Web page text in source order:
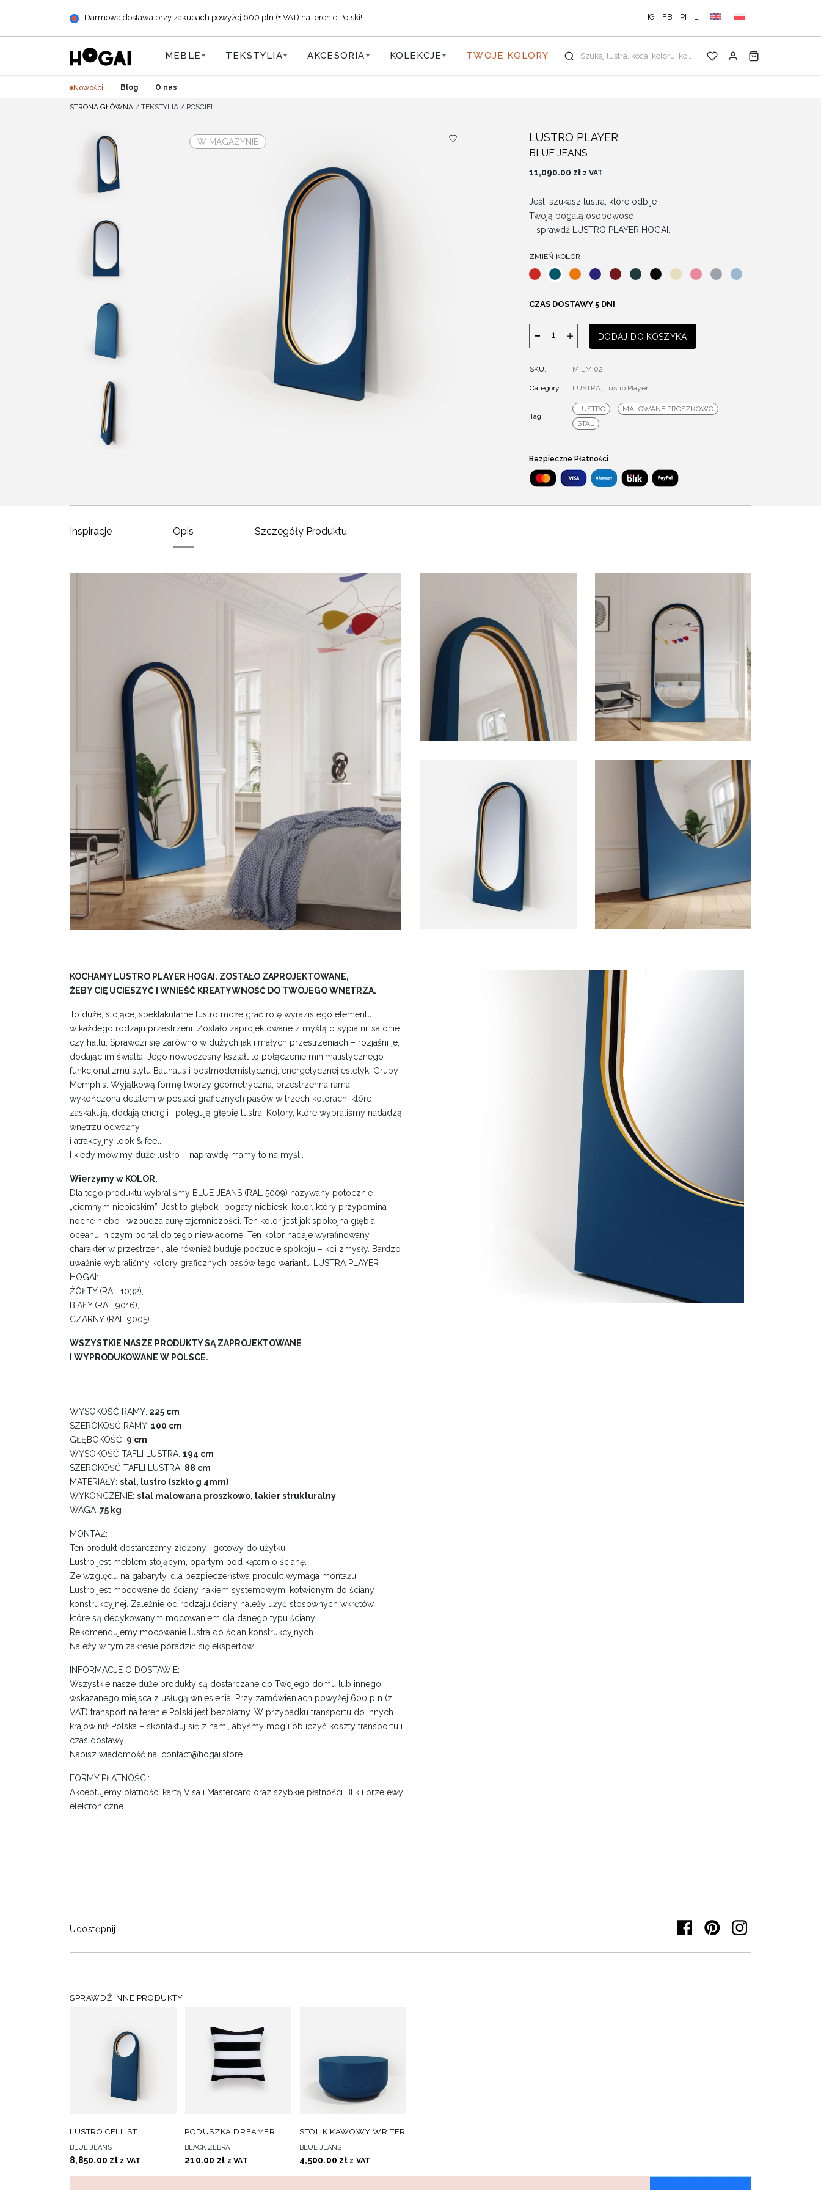
Darmowa dostawa przy zakupach powyżej 600 pln (+ VAT) na terenie Polski! IG FB PI LI
MEBLE TEKSTYLIA AKCESORIA KOLEKCJE TWOJE KOLORY Szukaj lustra, koca, koloru, kolekcji...
Nowości Blog O nas
STRONA GŁÓWNA / TEKSTYLIA / POŚCIEL
W MAGAZYNIE LUSTRO PLAYER
BLUE JEANS
11,090.00 zł z VAT
Jeśli szukasz lustra, które odbije
Twoją bogatą osobowość
– sprawdź LUSTRO PLAYER HOGAI.
ZMIEŃ KOLOR
CZAS DOSTAWY 5 DNI
ilość
Lustro
DODAJ DO KOSZYKA
SKU: M.LM.02
Category: LUSTRA, Lustro Player
Tag:
LUSTRO
MALOWANE PROSZKOWO
STAL
Bezpieczne Płatności
Inspiracje Opis Szczegóły Produktu
KOCHAMY LUSTRO PLAYER HOGAI. ZOSTAŁO ZAPROJEKTOWANE,
ŻEBY CIĘ UCIESZYĆ I WNIEŚĆ KREATYWNOŚĆ DO TWOJEGO WNĘTRZA.
To duże, stojące, spektakularne lustro może grać rolę wyrazistego elementu
w każdego rodzaju przestrzeni. Zostało zaprojektowane z myślą o sypialni, salonie
czy hallu. Sprawdzi się zarówno w dużych jak i małych przestrzeniach – rozjaśni je,
dodając im światła. Jego nowoczesny kształt to połączenie minimalistycznego
funkcjonalizmu stylu Bauhaus i postmodernistycznej, energetycznej estetyki Grupy
Memphis. Wyjątkową formę tworzy geometryczna, przestrzenna rama,
wykończona detalem w postaci graficznych pasów w trzech kolorach, które
zaskakują, dodają energii i potęgują głębię lustra. Kolory, które wybraliśmy nadadzą
wnętrzu odważny
i atrakcyjny look & feel.
I kiedy mówimy duże lustro – naprawdę mamy to na myśli.
Wierzymy w KOLOR.
Dla tego produktu wybraliśmy BLUE JEANS (RAL 5009) nazywany potocznie
„ciemnym niebieskim”. Jest to głęboki, bogaty niebieski kolor, który przypomina
nocne niebo i wzbudza aurę tajemniczości. Ten kolor jest jak spokojna głębia
oceanu, niczym portal do tego niewiadome. Ten kolor nadaje wyrafinowany
charakter w przestrzeni, ale również buduje poczucie spokoju – koi zmysły. Bardzo
uważnie wybraliśmy kolory graficznych pasów tego wariantu LUSTRA PLAYER
HOGAI:
ŻÓŁTY (RAL 1032),
BIAŁY (RAL 9016),
CZARNY (RAL 9005).
WSZYSTKIE NASZE PRODUKTY SĄ ZAPROJEKTOWANE
I WYPRODUKOWANE W POLSCE.
WYSOKOŚĆ RAMY: 225 cm
SZEROKOŚĆ RAMY: 100 cm
GŁĘBOKOŚĆ: 9 cm
WYSOKOŚĆ TAFLI LUSTRA: 194 cm
SZEROKOŚĆ TAFLI LUSTRA: 88 cm
MATERIAŁY: stal, lustro (szkło g 4mm)
WYKOŃCZENIE: stal malowana proszkowo, lakier strukturalny
WAGA: 75 kg
MONTAŻ:
Ten produkt dostarczamy złożony i gotowy do użytku.
Lustro jest meblem stojącym, opartym pod kątem o ścianę.
Ze względu na gabaryty, dla bezpieczeństwa produkt wymaga montażu.
Lustro jest mocowane do ściany hakiem systemowym, kotwionym do ściany
konstrukcyjnej. Zależnie od rodzaju ściany należy użyć stosownych wkrętów,
które są dedykowanym mocowaniem dla danego typu ściany.
Rekomendujemy mocowanie lustra do ścian konstrukcyjnych.
Należy w tym zakresie poradzić się ekspertów.
INFORMACJE O DOSTAWIE:
Wszystkie nasze duże produkty są dostarczane do Twojego domu lub innego
wskazanego miejsca z usługą wniesienia. Przy zamówieniach powyżej 600 pln (z
VAT) transport na terenie Polski jest bezpłatny. W przypadku transportu do innych
krajów niż Polska – skontaktuj się z nami, abyśmy mogli obliczyć koszty transportu i
czas dostawy.
Napisz wiadomość na: contact@hogai.store
FORMY PŁATNOŚCI:
Akceptujemy płatności kartą Visa i Mastercard oraz szybkie płatności Blik i przelewy
elektroniczne.
Udostępnij
SPRAWDŹ INNE PRODUKTY:
DODAJ DO KOSZYKA
LUSTRO CELLIST
BLUE JEANS
8,850.00 zł z VAT
DODAJ DO KOSZYKA
ULUBIONYCH
PODUSZKA DREAMER
BLACK ZEBRA
210.00 zł z VAT
DODAJ DO KOSZYKA
ULUBIONYCH
STOLIK KAWOWY WRITER
BLUE JEANS
4,500.00 zł z VAT